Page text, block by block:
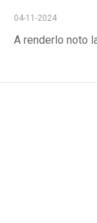
04-11-2024
A renderlo noto